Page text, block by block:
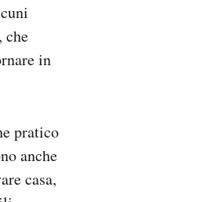
che
in
pratico
anche
casa,